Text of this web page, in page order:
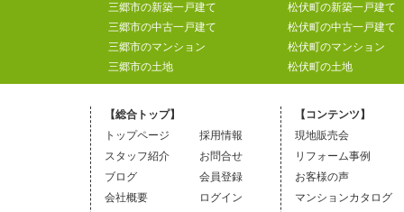
三郷市の新築一戸建て
三郷市の中古一戸建て
三郷市のマンション
三郷市の土地
松伏町の新築一戸建て
松伏町の中古一戸建て
松伏町のマンション
松伏町の土地
【総合トップ】
トップページ
スタッフ紹介
ブログ
会社概要
採用情報
お問合せ
会員登録
ログイン
【コンテンツ】
現地販売会
リフォーム事例
お客様の声
マンションカタログ